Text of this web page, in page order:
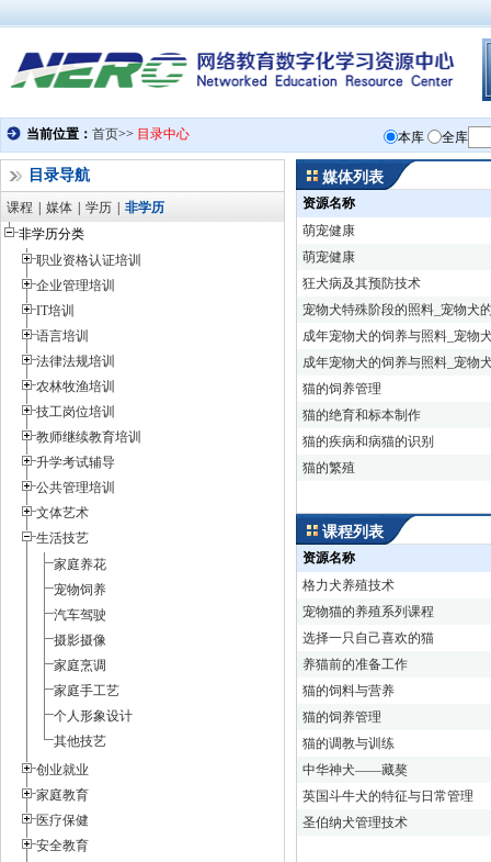
目录导航
课程 媒体 学历
非学历
非学历分类
职业资格认证培训
企业管理培训
IT培训
语言培训
法律法规培训
农林牧渔培训
技工岗位培训
教师继续教育培训
升学考试辅导
公共管理培训
文体艺术
生活技艺
家庭养花
宠物饲养
汽车驾驶
摄影摄像
家庭烹调
家庭手工艺
个人形象设计
其他技艺
创业就业
家庭教育
医疗保健
安全教育
媒体列表
资源名称
萌宠健康
萌宠健康
狂犬病及其预防技术
宠物犬特殊阶段的照料_宠物犬
成年宠物犬的饲养与照料_宠物
成年宠物犬的饲养与照料_宠物
猫的饲养管理
猫的绝育和标本制作
猫的疾病和病猫的识别
猫的繁殖
课程列表
资源名称
格力犬养殖技术
宠物猫的养殖系列课程
选择一只自己喜欢的猫
养猫前的准备工作
猫的饲料与营养
猫的饲养管理
猫的调教与训练
中华神犬——藏獒
英国斗牛犬的特征与日常管理
圣伯纳犬管理技术